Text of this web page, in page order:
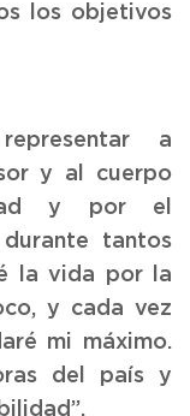
los objetivos
a
y al cuerpo
y por el
tantos
la vida por la
y cada vez
mi máximo.
del país y